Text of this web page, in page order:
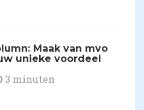
Maak van mvo
unieke voordeel
3 minuten